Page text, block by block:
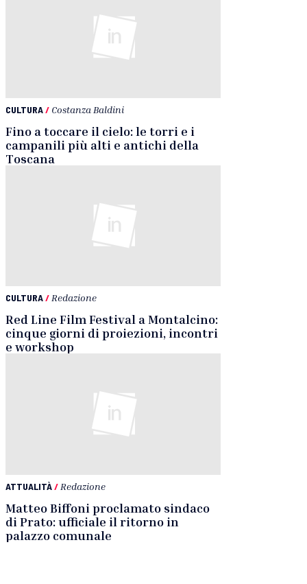
CULTURA/ Costanza Baldini
Fino a toccare il cielo: le torri e i
campanili più alti e antichi della
Toscana
CULTURA/ Redazione
Red Line Film Festival a Montalcino:
cinque giorni di proiezioni, incontri
e workshop
ATTUALITÀ/ Redazione
Matteo Biffoni proclamato sindaco
di Prato: ufficiale il ritorno in
palazzo comunale